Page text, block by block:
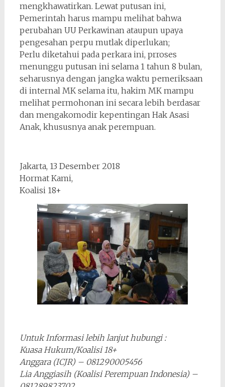
mengkhawatirkan. Lewat putusan ini,
Pemerintah harus mampu melihat bahwa
perubahan UU Perkawinan ataupun upaya
pengesahan perpu mutlak diperlukan;
Perlu diketahui pada perkara ini, prroses
menunggu putusan ini selama 1 tahun 8 bulan,
seharusnya dengan jangka waktu pemeriksaan
di internal MK selama itu, hakim MK mampu
melihat permohonan ini secara lebih berdasar
dan mengakomodir kepentingan Hak Asasi
Anak, khususnya anak perempuan.
Jakarta, 13 Desember 2018
Hormat Kami,
Koalisi 18+
Untuk Informasi lebih lanjut hubungi :
Kuasa Hukum/Koalisi 18+
Anggara (ICJR) – 081290005456
Lia Anggiasih (Koalisi Perempuan Indonesia) –